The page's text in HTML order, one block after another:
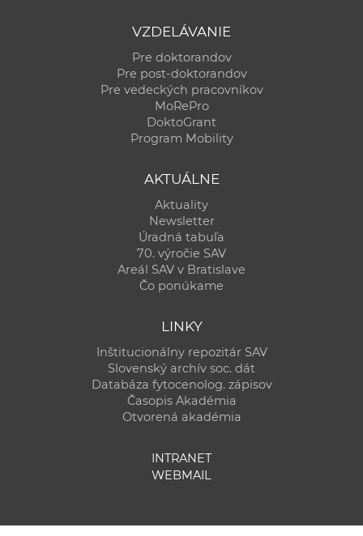
VZDELÁVANIE
Pre doktorandov
Pre post-doktorandov
Pre vedeckých pracovníkov
MoRePro
DoktoGrant
Program Mobility
AKTUÁLNE
Aktuality
Newsletter
Úradná tabuľa
70. výročie SAV
Areál SAV v Bratislave
Čo ponúkame
LINKY
Inštitucionálny repozitár SAV
Slovenský archív soc. dát
Databáza fytocenolog. zápisov
Časopis Akadémia
Otvorená akadémia
INTRANET
WEBMAIL